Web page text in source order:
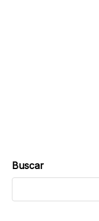
Buscar